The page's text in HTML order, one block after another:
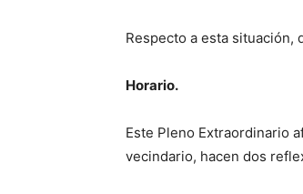
Respecto a esta situación,
Horario.
Este Pleno Extraordinario
vecindario, hacen dos